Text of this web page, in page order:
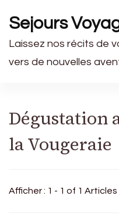
Sejours
Laissez nos récits de
vers de nouvelles
Dégustation
la Vougeraie
Afficher : 1 - 1 of 1 Articles